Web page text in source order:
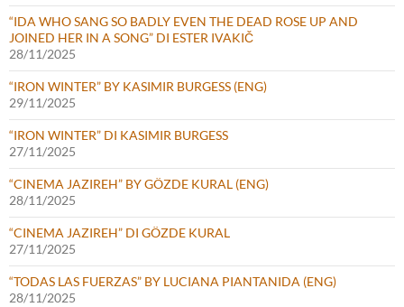
“IDA WHO SANG SO BADLY EVEN THE DEAD ROSE UP AND
JOINED HER IN A SONG” DI ESTER IVAKIČ
28/11/2025
“IRON WINTER” BY KASIMIR BURGESS (ENG)
29/11/2025
“IRON WINTER” DI KASIMIR BURGESS
27/11/2025
“CINEMA JAZIREH” BY GÖZDE KURAL (ENG)
28/11/2025
“CINEMA JAZIREH” DI GÖZDE KURAL
27/11/2025
“TODAS LAS FUERZAS” BY LUCIANA PIANTANIDA (ENG)
28/11/2025